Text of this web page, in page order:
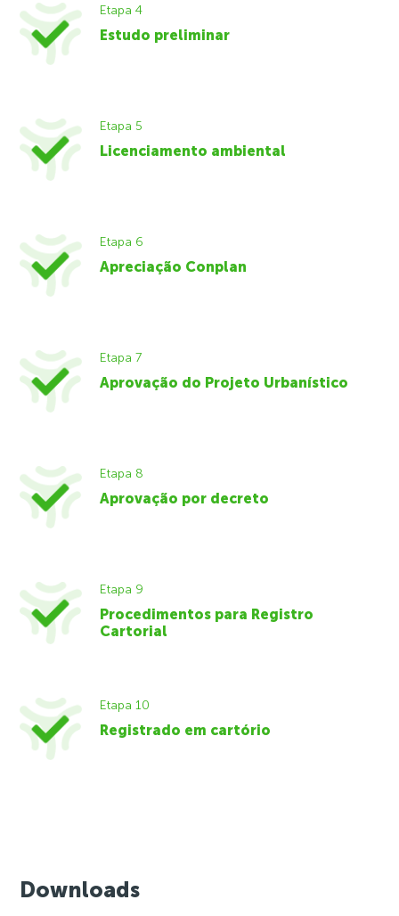
Etapa 4
Estudo preliminar
Etapa 5
Licenciamento ambiental
Etapa 6
Apreciação Conplan
Etapa 7
Aprovação do Projeto Urbanístico
Etapa 8
Aprovação por decreto
Etapa 9
Procedimentos para Registro
Cartorial
Etapa 10
Registrado em cartório
Downloads